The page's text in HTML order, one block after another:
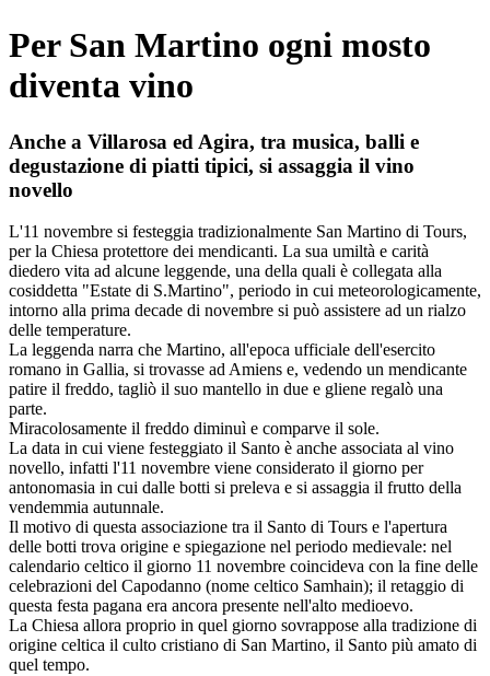
Per San Martino ogni mosto
diventa vino
Anche a Villarosa ed Agira, tra musica, balli e
degustazione di piatti tipici, si assaggia il vino
novello
L'11 novembre si festeggia tradizionalmente San Martino di Tours,
per la Chiesa protettore dei mendicanti. La sua umiltà e carità
diedero vita ad alcune leggende, una della quali è collegata alla
cosiddetta "Estate di S.Martino", periodo in cui meteorologicamente,
intorno alla prima decade di novembre si può assistere ad un rialzo
delle temperature.
La leggenda narra che Martino, all'epoca ufficiale dell'esercito
romano in Gallia, si trovasse ad Amiens e, vedendo un mendicante
patire il freddo, tagliò il suo mantello in due e gliene regalò una
parte.
Miracolosamente il freddo diminuì e comparve il sole.
La data in cui viene festeggiato il Santo è anche associata al vino
novello, infatti l'11 novembre viene considerato il giorno per
antonomasia in cui dalle botti si preleva e si assaggia il frutto della
vendemmia autunnale.
Il motivo di questa associazione tra il Santo di Tours e l'apertura
delle botti trova origine e spiegazione nel periodo medievale: nel
calendario celtico il giorno 11 novembre coincideva con la fine delle
celebrazioni del Capodanno (nome celtico Samhain); il retaggio di
questa festa pagana era ancora presente nell'alto medioevo.
La Chiesa allora proprio in quel giorno sovrappose alla tradizione di
origine celtica il culto cristiano di San Martino, il Santo più amato di
quel tempo.